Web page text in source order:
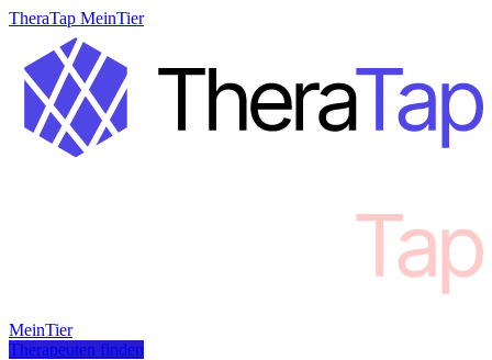
TheraTap MeinTier
MeinTier
Therapeuten finden